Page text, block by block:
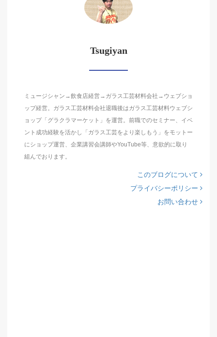
Tsugiyan
ミュージシャン→飲食店経営→ガラス工芸材料会社→ウェブショ
ップ経営。ガラス工芸材料会社退職後はガラス工芸材料ウェブシ
ョップ「グラクラマーケット」を運営。前職でのセミナー、イベ
ント成功経験を活かし「ガラス工芸をより楽しもう」をモットー
にショップ運営、企業講習会講師やYouTube等、意欲的に取り
組んでおります。
このブログについて
プライバシーポリシー
お問い合わせ